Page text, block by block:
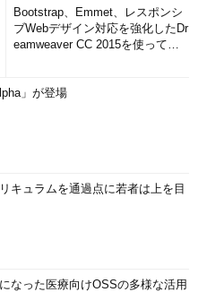
Bootstrap、Emmet、レスポンシ
ブWebデザイン対応を強化したDr
eamweaver CC 2015を使って
」が登場
キュラムを通過点に若者は上を目
なった医療向けOSSの多様な活用